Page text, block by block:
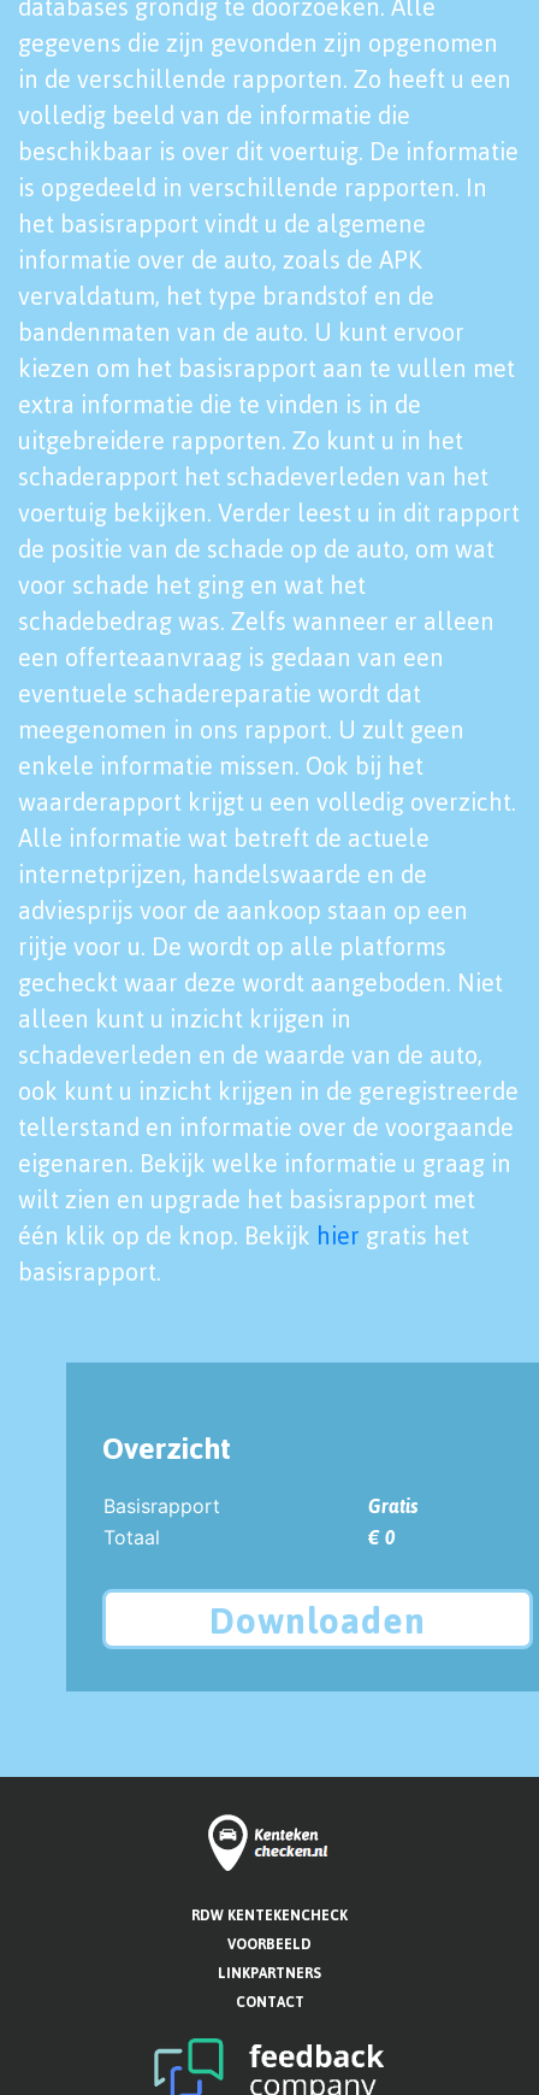
databases grondig te doorzoeken. Alle
gegevens die zijn gevonden zijn opgenomen
in de verschillende rapporten. Zo heeft u een
volledig beeld van de informatie die
beschikbaar is over dit voertuig. De informatie
is opgedeeld in verschillende rapporten. In
het basisrapport vindt u de algemene
informatie over de auto, zoals de APK
vervaldatum, het type brandstof en de
bandenmaten van de auto. U kunt ervoor
kiezen om het basisrapport aan te vullen met
extra informatie die te vinden is in de
uitgebreidere rapporten. Zo kunt u in het
schaderapport het schadeverleden van het
voertuig bekijken. Verder leest u in dit rapport
de positie van de schade op de auto, om wat
voor schade het ging en wat het
schadebedrag was. Zelfs wanneer er alleen
een offerteaanvraag is gedaan van een
eventuele schadereparatie wordt dat
meegenomen in ons rapport. U zult geen
enkele informatie missen. Ook bij het
waarderapport krijgt u een volledig overzicht.
Alle informatie wat betreft de actuele
internetprijzen, handelswaarde en de
adviesprijs voor de aankoop staan op een
rijtje voor u. De wordt op alle platforms
gecheckt waar deze wordt aangeboden. Niet
alleen kunt u inzicht krijgen in
schadeverleden en de waarde van de auto,
ook kunt u inzicht krijgen in de geregistreerde
tellerstand en informatie over de voorgaande
eigenaren. Bekijk welke informatie u graag in
wilt zien en upgrade het basisrapport met
één klik op de knop. Bekijk hier gratis het
basisrapport.
Overzicht
Basisrapport
Gratis
Totaal
€ 0
Downloaden
RDW KENTEKENCHECK
VOORBEELD
LINKPARTNERS
CONTACT